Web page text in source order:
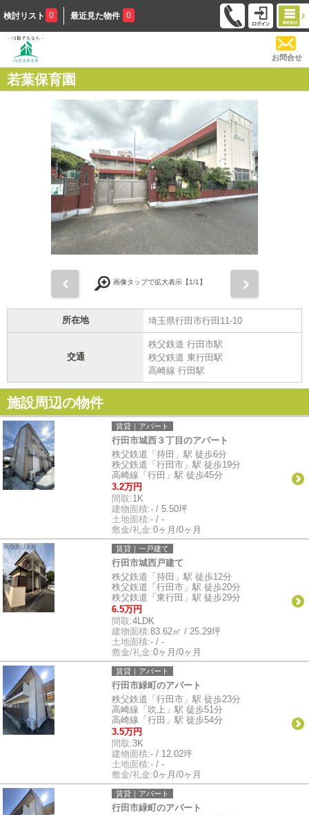
検討リスト 0 最近見た物件 0
お問合せ
若葉保育園
画像タップで拡大表示【1/1】
所在地 埼玉県行田市行田11-10
交通
秩父鉄道 行田市駅
秩父鉄道 東行田駅
高崎線 行田駅
施設周辺の物件
賃貸｜アパート
行田市城西３丁目のアパート
秩父鉄道「持田」駅 徒歩6分
秩父鉄道「行田市」駅 徒歩19分
高崎線「行田」駅 徒歩45分
3.2万円
間取:1K
建物面積:- / 5.50坪
土地面積:- / -
敷金/礼金:0ヶ月/0ヶ月
賃貸｜一戸建て
行田市城西戸建て
秩父鉄道「持田」駅 徒歩12分
秩父鉄道「行田市」駅 徒歩20分
秩父鉄道「東行田」駅 徒歩29分
6.5万円
間取:4LDK
建物面積:83.62㎡ / 25.29坪
土地面積:- / -
敷金/礼金:0ヶ月/0ヶ月
賃貸｜アパート
行田市緑町のアパート
秩父鉄道「行田市」駅 徒歩23分
高崎線「吹上」駅 徒歩51分
高崎線「行田」駅 徒歩54分
3.5万円
間取:3K
建物面積:- / 12.02坪
土地面積:- / -
敷金/礼金:0ヶ月/0ヶ月
賃貸｜アパート
行田市緑町のアパート